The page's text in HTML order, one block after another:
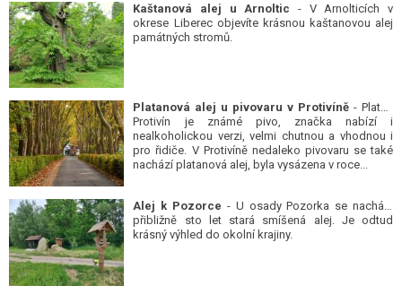
Kaštanová alej u Arnoltic - V Arnolticích v
okrese Liberec objevíte krásnou kaštanovou alej
památných stromů.
Platanová alej u pivovaru v Protivíně - Platan
Protivín je známé pivo, značka nabízí i
nealkoholickou verzi, velmi chutnou a vhodnou i
pro řidiče. V Protivíně nedaleko pivovaru se také
nachází platanová alej, byla vysázena v roce...
Alej k Pozorce - U osady Pozorka se nachází
přibližně sto let stará smíšená alej. Je odtud
krásný výhled do okolní krajiny.